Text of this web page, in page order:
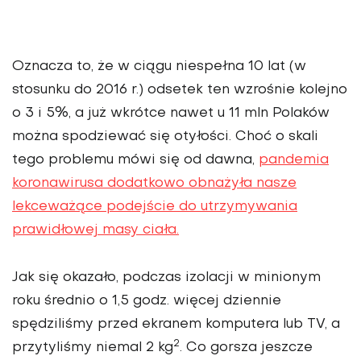
Oznacza to, że w ciągu niespełna 10 lat (w
stosunku do 2016 r.) odsetek ten wzrośnie kolejno
o 3 i 5%, a już wkrótce nawet u 11 mln Polaków
można spodziewać się otyłości. Choć o skali
tego problemu mówi się od dawna, pandemia
koronawirusa dodatkowo obnażyła nasze
lekceważące podejście do utrzymywania
prawidłowej masy ciała.
Jak się okazało, podczas izolacji w minionym
roku średnio o 1,5 godz. więcej dziennie
spędziliśmy przed ekranem komputera lub TV, a
przytyliśmy niemal 2 kg2. Co gorsza jeszcze